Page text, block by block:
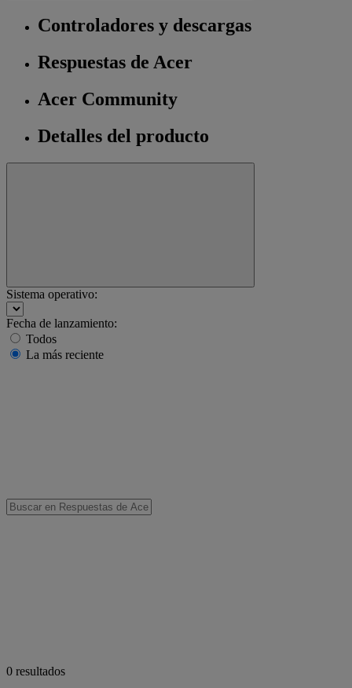
Controladores y descargas
Respuestas de Acer
Acer Community
Detalles del producto
Sistema operativo:
Fecha de lanzamiento:
Todos
La más reciente
0 resultados